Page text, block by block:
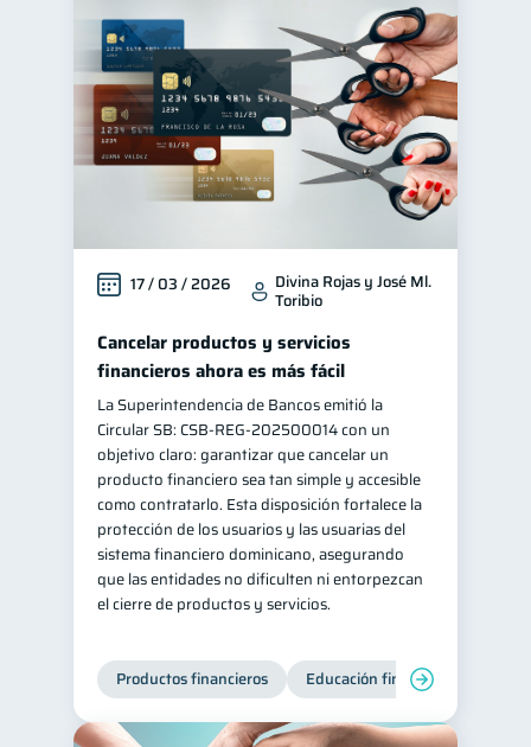
17 / 03 / 2026 Divina Rojas y José Ml.
Toribio
Cancelar productos y servicios
financieros ahora es más fácil
La Superintendencia de Bancos emitió la
Circular SB: CSB‑REG‑202500014 con un
objetivo claro: garantizar que cancelar un
producto financiero sea tan simple y accesible
como contratarlo. Esta disposición fortalece la
protección de los usuarios y las usuarias del
sistema financiero dominicano, asegurando
que las entidades no dificulten ni entorpezcan
el cierre de productos y servicios.
Productos financieros Educación financiera